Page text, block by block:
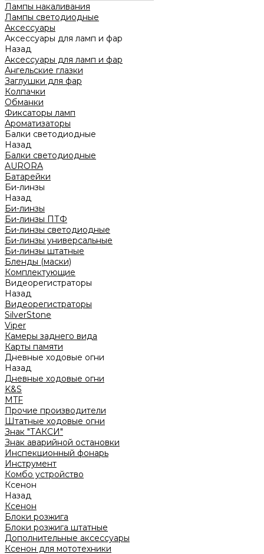
Лампы накаливания
Лампы светодиодные
Аксессуары
Аксессуары для ламп и фар
Назад
Аксессуары для ламп и фар
Ангельские глазки
Заглушки для фар
Колпачки
Обманки
Фиксаторы ламп
Ароматизаторы
Балки светодиодные
Назад
Балки светодиодные
AURORA
Батарейки
Би-линзы
Назад
Би-линзы
Би-линзы ПТФ
Би-линзы светодиодные
Би-линзы универсальные
Би-линзы штатные
Бленды (маски)
Комплектующие
Видеорегистраторы
Назад
Видеорегистраторы
SilverStone
Viper
Камеры заднего вида
Карты памяти
Дневные ходовые огни
Назад
Дневные ходовые огни
K&S
MTF
Прочие производители
Штатные ходовые огни
Знак "ТАКСИ"
Знак аварийной остановки
Инспекционный фонарь
Инструмент
Комбо устройство
Ксенон
Назад
Ксенон
Блоки розжига
Блоки розжига штатные
Дополнительные аксессуары
Ксенон для мототехники